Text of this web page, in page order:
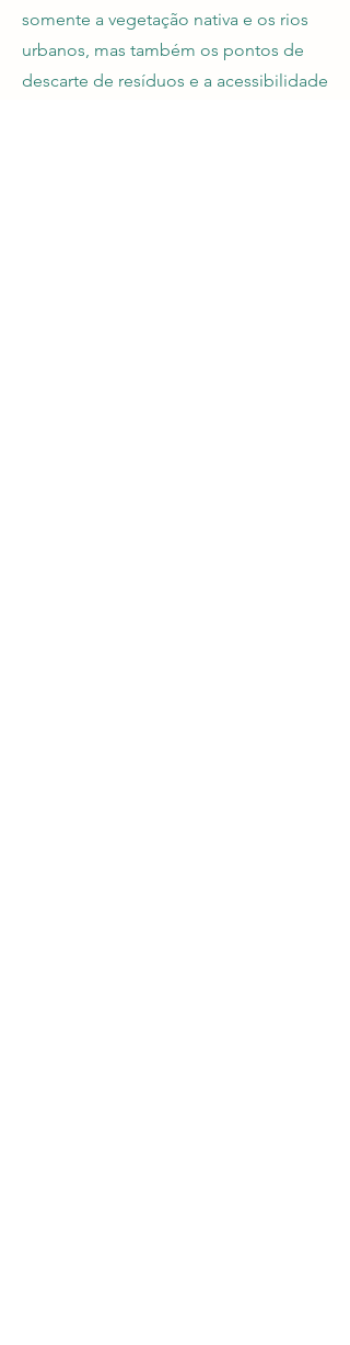
somente a vegetação nativa e os rios
urbanos, mas também os pontos de
descarte de resíduos e a acessibilidade